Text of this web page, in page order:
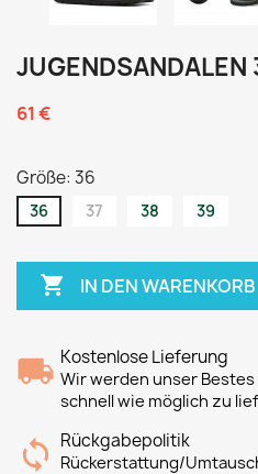
JUGENDSANDALEN
61 €
Größe: 36
36 37 38 39
 IN DEN WARENKORB
Kostenlose Lieferung
Wir werden unser
schnell wie möglich zu
Rückgabepolitik
Rückerstattung/